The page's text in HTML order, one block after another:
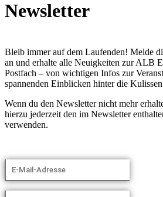
Newsletter
Bleib immer auf dem Laufenden! Melde
an und erhalte alle Neuigkeiten zur ALB
Postfach – von wichtigen Infos zur
spannenden Einblicken hinter die
Wenn du den Newsletter nicht mehr
hierzu jederzeit den im Newsletter
verwenden.